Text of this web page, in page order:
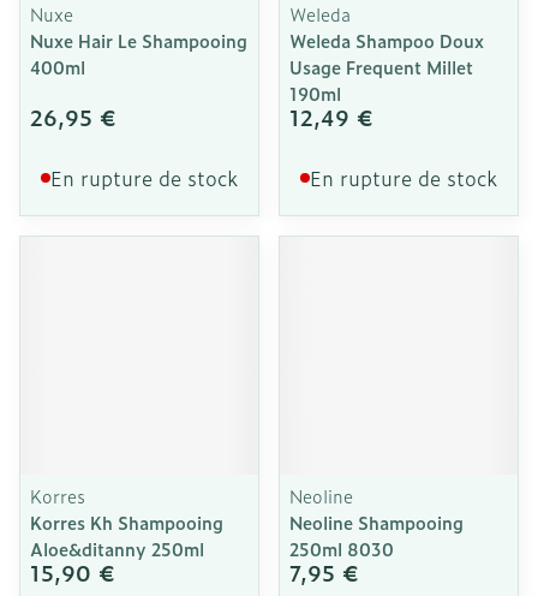
Nuxe
Nuxe Hair Le Shampooing
400ml
26,95 €
En rupture de stock
Weleda
Weleda Shampoo Doux
Usage Frequent Millet
190ml
12,49 €
En rupture de stock
Korres
Korres Kh Shampooing
Aloe&ditanny 250ml
15,90 €
Neoline
Neoline Shampooing
250ml 8030
7,95 €